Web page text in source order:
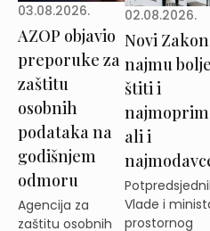
03.08.2026.
AZOP objavio
preporuke za
zaštitu
osobnih
podataka na
godišnjem
odmoru
Agencija za
zaštitu osobnih
02.08.2026.
Novi
najmu bolje
štiti i
ali i
Vlade i
prostornog